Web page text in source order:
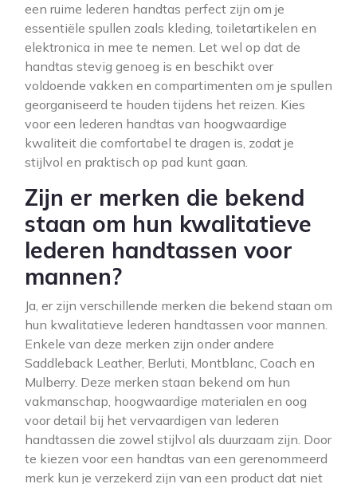
een ruime lederen handtas perfect zijn om je
essentiële spullen zoals kleding, toiletartikelen en
elektronica in mee te nemen. Let wel op dat de
handtas stevig genoeg is en beschikt over
voldoende vakken en compartimenten om je spullen
georganiseerd te houden tijdens het reizen. Kies
voor een lederen handtas van hoogwaardige
kwaliteit die comfortabel te dragen is, zodat je
stijlvol en praktisch op pad kunt gaan.
Zijn er merken die bekend
staan om hun kwalitatieve
lederen handtassen voor
mannen?
Ja, er zijn verschillende merken die bekend staan om
hun kwalitatieve lederen handtassen voor mannen.
Enkele van deze merken zijn onder andere
Saddleback Leather, Berluti, Montblanc, Coach en
Mulberry. Deze merken staan bekend om hun
vakmanschap, hoogwaardige materialen en oog
voor detail bij het vervaardigen van lederen
handtassen die zowel stijlvol als duurzaam zijn. Door
te kiezen voor een handtas van een gerenommeerd
merk kun je verzekerd zijn van een product dat niet